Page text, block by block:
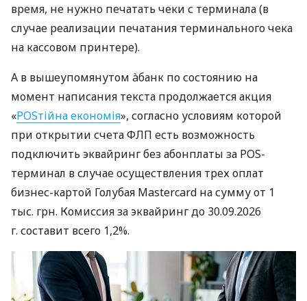
время, не нужно печатать чеки с терминала (в
случае реализации печатания терминального чека
на кассовом принтере).
А в вышеупомянутом àбанк по состоянию на
момент написания текста продолжается акция
«POSтійна економія», согласно условиям которой
при открытии счета ФЛП есть возможность
подключить эквайринг без абонплаты за POS-
терминал в случае осуществления трех оплат
бизнес-картой Голубая Mastercard на сумму от 1
тыс. грн. Комиссия за эквайринг до 30.09.2026
г. составит всего 1,2%.